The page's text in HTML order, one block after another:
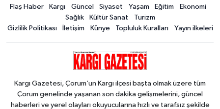
Flaş Haber Kargı Güncel Siyaset Yaşam Eğitim
Ekonomi
Sağlık
Kültür Sanat
Turizm
Gizlilik Politikası
İletişim Künye Topluluk Kuralları Yayın ilkeleri
Kargı Gazetesi, Çorum’un Kargı ilçesi başta olmak üzere tüm
Çorum genelinde yaşanan son dakika gelişmelerini, güncel
haberleri ve yerel olayları okuyucularına hızlı ve tarafsız şekilde